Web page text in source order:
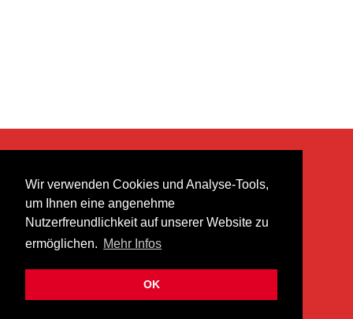
Wir verwenden Cookies und Analyse-Tools,
um Ihnen eine angenehme
Nutzerfreundlichkeit auf unserer Website zu
ermöglichen. Mehr Infos
OK
heer musik ag
Lättenstrasse 35
8952 Schlieren
info@heermusic.com
ÜBER UNS